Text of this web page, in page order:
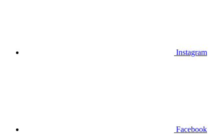
Instagram
Facebook